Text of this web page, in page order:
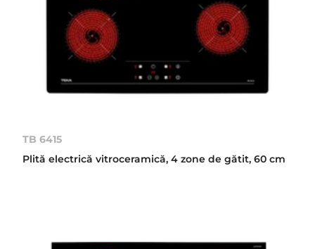
TB 6415
Plită electrică vitroceramică, 4 zone de gătit, 60 cm